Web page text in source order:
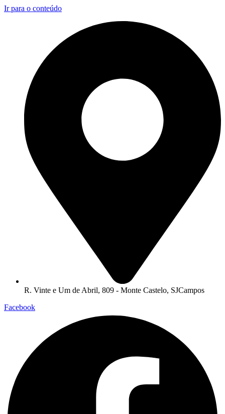
Ir para o conteúdo
R. Vinte e Um de Abril, 809 - Monte Castelo, SJCampos
Facebook